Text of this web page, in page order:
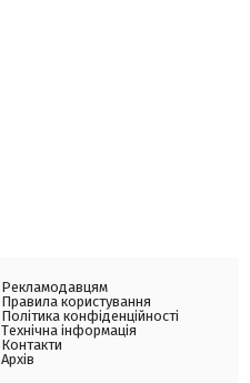
Рекламодавцям
Правила користування
Політика конфіденційності
Технічна інформація
Контакти
Архів